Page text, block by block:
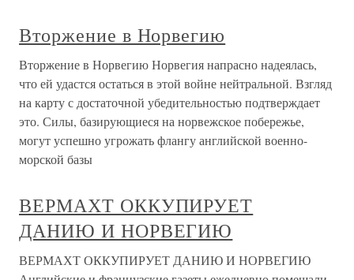
Вторжение в Норвегию
Вторжение в Норвегию Норвегия напрасно надеялась,
что ей удастся остаться в этой войне нейтральной. Взгляд
на карту с достаточной убедительностью подтверждает
это. Силы, базирующиеся на норвежское побережье,
могут успешно угрожать флангу английской военно-
морской базы
ВЕРМАХТ ОККУПИРУЕТ
ДАНИЮ И НОРВЕГИЮ
ВЕРМАХТ ОККУПИРУЕТ ДАНИЮ И НОРВЕГИЮ